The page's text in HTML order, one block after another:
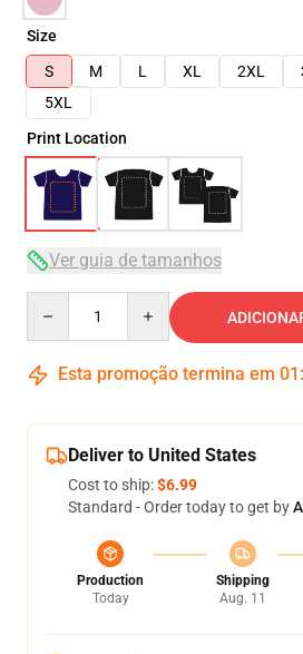
Size
S
M L XL 2XL
5XL
Print Location
Ver guia de tamanhos
Esta promoção termina em 01 :
Deliver to United States
Cost to ship:$6.99
Standard - Order today to get by
Production
Today
Shipping
Aug. 11